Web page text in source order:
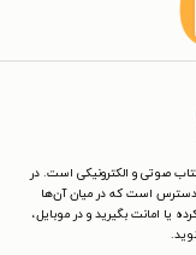
صوتی و الکترونیکی است. در
دسترس است که در میان آن‌ها
یا امانت بگیرید و در موبایل،